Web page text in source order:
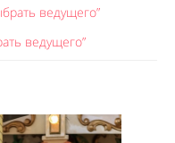
ведущего”